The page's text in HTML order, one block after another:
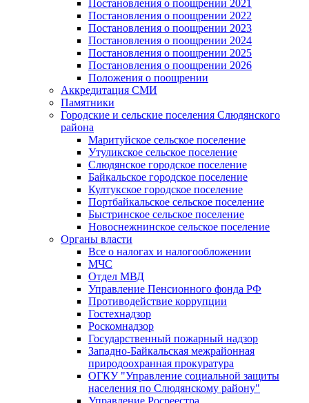
Постановления о поощрении 2021
Постановления о поощрении 2022
Постановления о поощрении 2023
Постановления о поощрении 2024
Постановления о поощрении 2025
Постановления о поощрении 2026
Положения о поощрении
Аккредитация СМИ
Памятники
Городские и сельские поселения Слюдянского
района
Маритуйское сельское поселение
Утуликское сельское поселение
Слюдянское городское поселение
Байкальское городское поселение
Култукское городское поселение
Портбайкальское сельское поселение
Быстринское сельское поселение
Новоснежнинское сельское поселение
Органы власти
Все о налогах и налогообложении
МЧС
Отдел МВД
Управление Пенсионного фонда РФ
Противодействие коррупции
Гостехнадзор
Роскомнадзор
Государственный пожарный надзор
Западно-Байкальская межрайонная
природоохранная прокуратура
ОГКУ "Управление социальной защиты
населения по Слюдянскому району"
Управление Росреестра